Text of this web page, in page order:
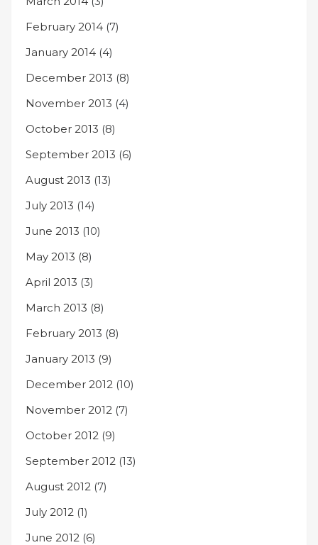
February 2014 (7)
January 2014 (4)
December 2013 (8)
November 2013 (4)
October 2013 (8)
September 2013 (6)
August 2013 (13)
July 2013 (14)
June 2013 (10)
May 2013 (8)
April 2013 (3)
March 2013 (8)
February 2013 (8)
January 2013 (9)
December 2012 (10)
November 2012 (7)
October 2012 (9)
September 2012 (13)
August 2012 (7)
July 2012 (1)
June 2012 (6)